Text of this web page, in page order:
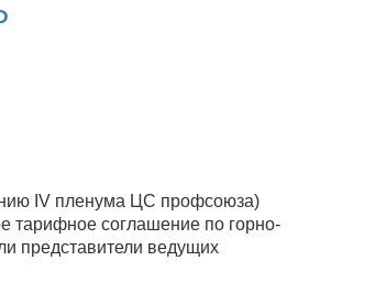
IV пленума ЦС профсоюза)
тарифное соглашение по горно-
представители ведущих